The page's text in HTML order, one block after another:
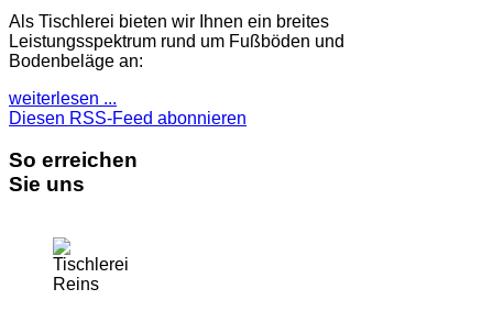
Als Tischlerei bieten wir Ihnen ein breites
Leistungsspektrum rund um Fußböden und
Bodenbeläge an:
weiterlesen ...
Diesen RSS-Feed abonnieren
So erreichen
Sie uns